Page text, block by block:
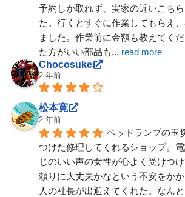
予約しか取れず、実家の近いこち
た。行くとすぐに作業してもらえ
ました。作業前に金額も教えてく
た方がいい部品も... read more
Chocosuke
2 年前
松本寛
2 年前
ベッドランプの玉
つけた修理してくれるショップ。
じのいい声の女性が心よく受けつ
頼りに大丈夫かなという不安をか
人の社長が出迎えてくれた。なん